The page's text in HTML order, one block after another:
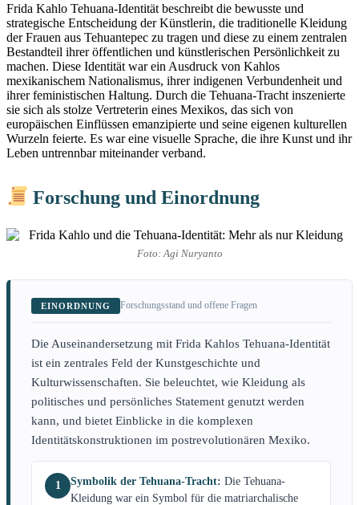
Frida Kahlo Tehuana-Identität beschreibt die bewusste und
strategische Entscheidung der Künstlerin, die traditionelle Kleidung
der Frauen aus Tehuantepec zu tragen und diese zu einem zentralen
Bestandteil ihrer öffentlichen und künstlerischen Persönlichkeit zu
machen. Diese Identität war ein Ausdruck von Kahlos
mexikanischem Nationalismus, ihrer indigenen Verbundenheit und
ihrer feministischen Haltung. Durch die Tehuana-Tracht inszenierte
sie sich als stolze Vertreterin eines Mexikos, das sich von
europäischen Einflüssen emanzipierte und seine eigenen kulturellen
Wurzeln feierte. Es war eine visuelle Sprache, die ihre Kunst und ihr
Leben untrennbar miteinander verband.
Forschung und Einordnung
Foto: Agi Nuryanto
EINORDNUNG Forschungsstand und offene Fragen
Die Auseinandersetzung mit Frida Kahlos Tehuana-Identität
ist ein zentrales Feld der Kunstgeschichte und
Kulturwissenschaften. Sie beleuchtet, wie Kleidung als
politisches und persönliches Statement genutzt werden
kann, und bietet Einblicke in die komplexen
Identitätskonstruktionen im postrevolutionären Mexiko.
1 Symbolik der Tehuana-Tracht: Die Tehuana-
Kleidung war ein Symbol für die matriarchalische